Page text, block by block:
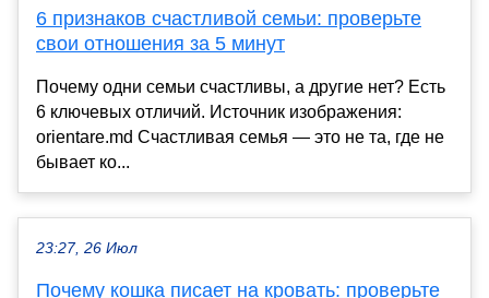
6 признаков счастливой семьи: проверьте
свои отношения за 5 минут
Почему одни семьи счастливы, а другие нет? Есть
6 ключевых отличий. Источник изображения:
orientare.md Счастливая семья — это не та, где не
бывает ко...
23:27, 26 Июл
Почему кошка писает на кровать: проверьте